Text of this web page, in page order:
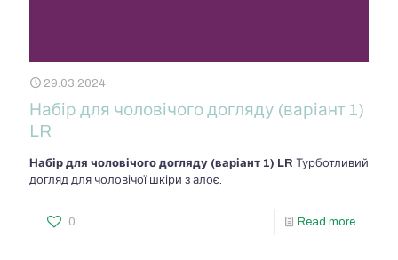
29.03.2024
Набір для чоловічого догляду (варіант 1)
LR
Набір для чоловічого догляду (варіант 1) LR Турботливий
догляд для чоловічої шкіри з алоє.
0 Read more